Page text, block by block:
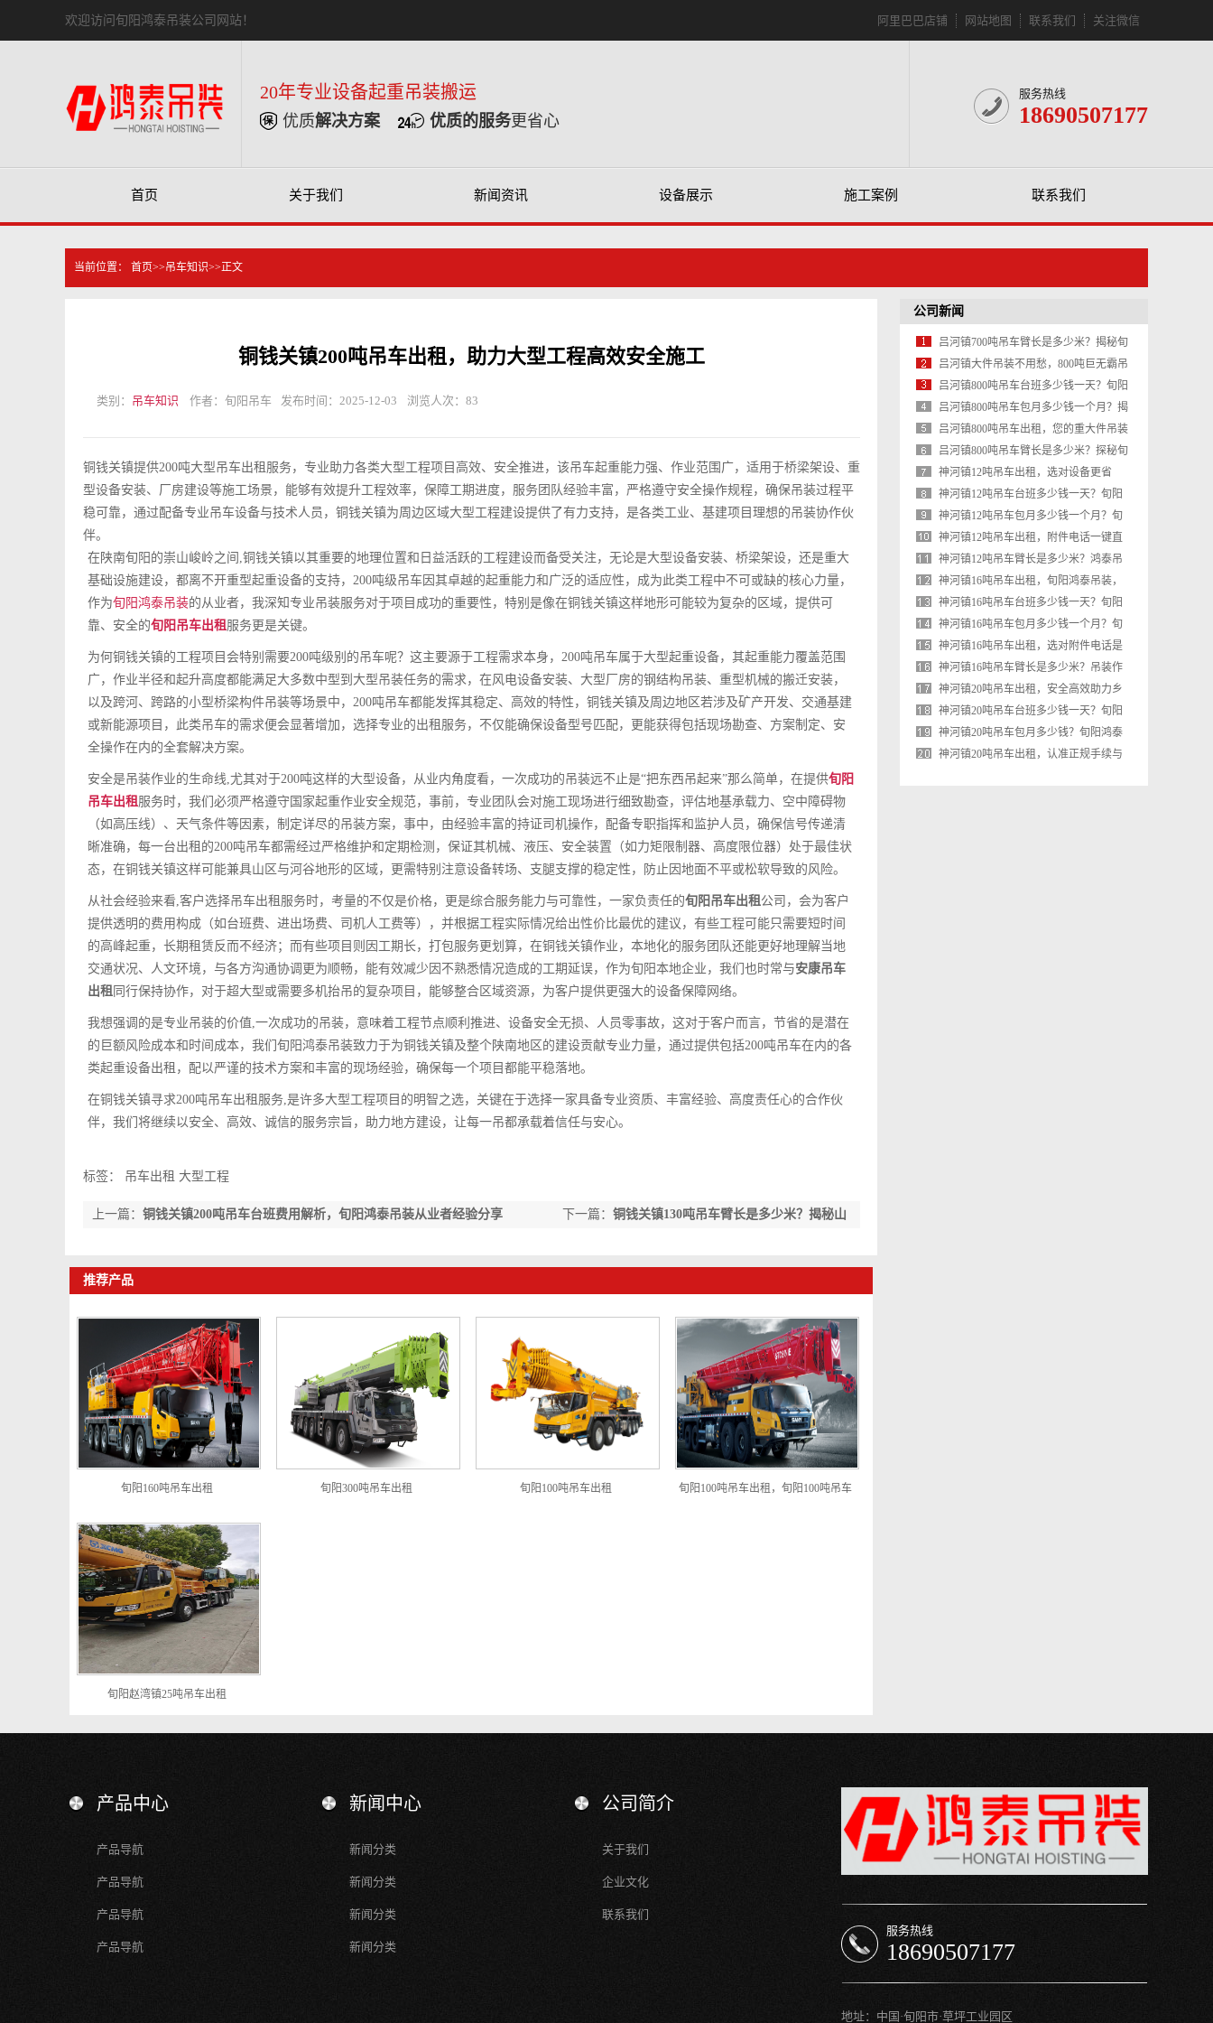
欢迎访问旬阳鸿泰吊装公司网站！ 阿里巴巴店铺 网站地图 联系我们 关注微信
20年专业设备起重吊装搬运
优质解决方案 优质的服务更省心
服务热线
18690507177
首页 关于我们 新闻资讯 设备展示 施工案例 联系我们
当前位置： 首页>>吊车知识>>正文
铜钱关镇200吨吊车出租，助力大型工程高效安全施工
类别： 吊车知识 作者：旬阳吊车 发布时间：2025-12-03 浏览人次： 83
铜钱关镇提供200吨大型吊车出租服务，专业助力各类大型工程项目高效、安全推进，该吊车起重能力强、作业范围广，适用于桥梁架设、重
型设备安装、厂房建设等施工场景，能够有效提升工程效率，保障工期进度，服务团队经验丰富，严格遵守安全操作规程，确保吊装过程平
稳可靠，通过配备专业吊车设备与技术人员，铜钱关镇为周边区域大型工程建设提供了有力支持，是各类工业、基建项目理想的吊装协作伙
伴。
在陕南旬阳的崇山峻岭之间,铜钱关镇以其重要的地理位置和日益活跃的工程建设而备受关注，无论是大型设备安装、桥梁架设，还是重大
基础设施建设，都离不开重型起重设备的支持，200吨级吊车因其卓越的起重能力和广泛的适应性，成为此类工程中不可或缺的核心力量，
作为旬阳鸿泰吊装的从业者，我深知专业吊装服务对于项目成功的重要性，特别是像在铜钱关镇这样地形可能较为复杂的区域，提供可
靠、安全的旬阳吊车出租服务更是关键。
为何铜钱关镇的工程项目会特别需要200吨级别的吊车呢？这主要源于工程需求本身，200吨吊车属于大型起重设备，其起重能力覆盖范围
广，作业半径和起升高度都能满足大多数中型到大型吊装任务的需求，在风电设备安装、大型厂房的钢结构吊装、重型机械的搬迁安装，
以及跨河、跨路的小型桥梁构件吊装等场景中，200吨吊车都能发挥其稳定、高效的特性，铜钱关镇及周边地区若涉及矿产开发、交通基建
或新能源项目，此类吊车的需求便会显著增加，选择专业的出租服务，不仅能确保设备型号匹配，更能获得包括现场勘查、方案制定、安
全操作在内的全套解决方案。
安全是吊装作业的生命线,尤其对于200吨这样的大型设备，从业内角度看，一次成功的吊装远不止是“把东西吊起来”那么简单，在提供旬阳
吊车出租服务时，我们必须严格遵守国家起重作业安全规范，事前，专业团队会对施工现场进行细致勘查，评估地基承载力、空中障碍物
（如高压线）、天气条件等因素，制定详尽的吊装方案，事中，由经验丰富的持证司机操作，配备专职指挥和监护人员，确保信号传递清
晰准确，每一台出租的200吨吊车都需经过严格维护和定期检测，保证其机械、液压、安全装置（如力矩限制器、高度限位器）处于最佳状
态，在铜钱关镇这样可能兼具山区与河谷地形的区域，更需特别注意设备转场、支腿支撑的稳定性，防止因地面不平或松软导致的风险。
从社会经验来看,客户选择吊车出租服务时，考量的不仅是价格，更是综合服务能力与可靠性，一家负责任的旬阳吊车出租公司，会为客户
提供透明的费用构成（如台班费、进出场费、司机人工费等），并根据工程实际情况给出性价比最优的建议，有些工程可能只需要短时间
的高峰起重，长期租赁反而不经济；而有些项目则因工期长，打包服务更划算，在铜钱关镇作业，本地化的服务团队还能更好地理解当地
交通状况、人文环境，与各方沟通协调更为顺畅，能有效减少因不熟悉情况造成的工期延误，作为旬阳本地企业，我们也时常与安康吊车
出租 同行保持协作，对于超大型或需要多机抬吊的复杂项目，能够整合区域资源，为客户提供更强大的设备保障网络。
我想强调的是专业吊装的价值,一次成功的吊装，意味着工程节点顺利推进、设备安全无损、人员零事故，这对于客户而言，节省的是潜在
的巨额风险成本和时间成本，我们旬阳鸿泰吊装致力于为铜钱关镇及整个陕南地区的建设贡献专业力量，通过提供包括200吨吊车在内的各
类起重设备出租，配以严谨的技术方案和丰富的现场经验，确保每一个项目都能平稳落地。
在铜钱关镇寻求200吨吊车出租服务,是许多大型工程项目的明智之选，关键在于选择一家具备专业资质、丰富经验、高度责任心的合作伙
伴，我们将继续以安全、高效、诚信的服务宗旨，助力地方建设，让每一吊都承载着信任与安心。
标签： 吊车出租 大型工程
下一篇： 铜钱关镇130吨吊车臂长是多少米？揭秘山
上一篇： 铜钱关镇200吨吊车台班费用解析，旬阳鸿泰吊装从业者经验分享
推荐产品
旬阳160吨吊车出租 旬阳300吨吊车出租 旬阳100吨吊车出租
旬阳100吨吊车出租，旬阳100吨吊车
旬阳赵湾镇25吨吊车出租
公司新闻
吕河镇700吨吊车臂长是多少米？揭秘旬
阳大型吊装作业的黄金臂展
吕河镇大件吊装不用愁，800吨巨无霸吊
车助力重点项目攻坚
吕河镇800吨吊车台班多少钱一天？旬阳
鸿泰吊装为您深度解析重型吊装成本
吕河镇800吨吊车包月多少钱一个月？揭
秘吊装租赁价格背后的门道
吕河镇800吨吊车出租，您的重大件吊装
首选方案（附电话）
吕河镇800吨吊车臂长是多少米？探秘旬
阳鸿泰吊装行业巨臂
神河镇12吨吊车出租，选对设备更省
心，鸿泰吊装谈农村施工中的车辆选型
与安全经验
神河镇12吨吊车台班多少钱一天？旬阳
鸿泰吊装为您详解租赁行情与成本核算
神河镇12吨吊车包月多少钱一个月？旬
阳鸿泰吊装为你详解费用与价值
神河镇12吨吊车出租，附件电话一键直
达，吊装作业更省心
神河镇12吨吊车臂长是多少米？鸿泰吊
装为您详解作业参数与选车要点
神河镇16吨吊车出租，旬阳鸿泰吊装，
精准作业的可靠伙伴
神河镇16吨吊车台班多少钱一天？旬阳
鸿泰吊装为您详解价格与选择
神河镇16吨吊车包月多少钱一个月？旬
阳吊车租赁价格与优势全解析
神河镇16吨吊车出租，选对附件电话是
关键，这份省钱避坑指南请收好
神河镇16吨吊车臂长是多少米？吊装作
业前必知的参数细节
神河镇20吨吊车出租，安全高效助力乡
村建设与设备吊装
神河镇20吨吊车台班多少钱一天？旬阳
吊车出租价格透明解析
神河镇20吨吊车包月多少钱？旬阳鸿泰
吊装给您算笔明白账
神河镇20吨吊车出租，认准正规手续与
产品中心
产品导航
产品导航
产品导航
产品导航
新闻中心
新闻分类
新闻分类
新闻分类
新闻分类
公司简介
关于我们
企业文化
联系我们
服务热线
18690507177
地址：中国·旬阳市·草坪工业园区